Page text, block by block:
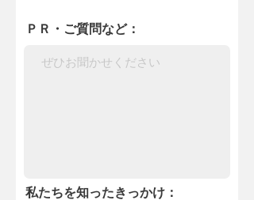
ＰＲ・ご質問など：
私たちを知ったきっかけ：